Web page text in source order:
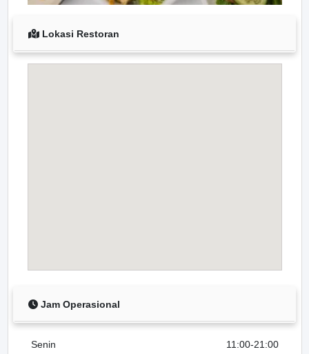
Lokasi Restoran
Jam Operasional
Senin
11:00-21:00